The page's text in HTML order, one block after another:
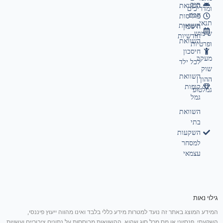
השוואת
פוליסות
חיסכון
השוואת
חיסכון
לכל ילד
השוואת
קופות
גמל
השוואת
בתי
השקעות
למסחר
עצמאי
ומדריכים
תנאי
שימוש
ופרטיות
מעקב
שוק
ההון |
גמלטופ
תיק
חכם
תשואות
חודשיות
גילוי נאות
המידע המוצג באתר זה נועד למטרות מידע כללי בלבד ואינו מהווה ייעוץ פיננסי,